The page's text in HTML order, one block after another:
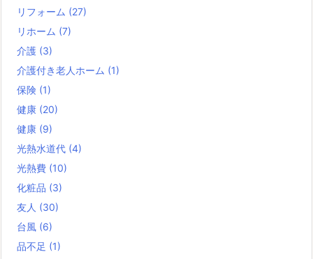
リフォーム (27)
リホーム (7)
介護 (3)
介護付き老人ホーム (1)
保険 (1)
健康 (20)
健康 (9)
光熱水道代 (4)
光熱費 (10)
化粧品 (3)
友人 (30)
台風 (6)
品不足 (1)